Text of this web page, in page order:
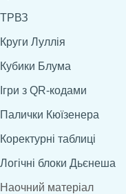
ТРВЗ
Круги Луллія
Кубики Блума
Ігри з QR-кодами
Палички Кюїзенера
Коректурні таблиці
Логічні блоки Дьєнеша
Наочний матеріал